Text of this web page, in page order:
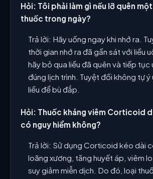
Hỏi: Tôi phải làm gì nếu lỡ quên
thuốc trong ngày?
Trả lời: Hãy uống ngay khi nhớ ra.
thời gian nhớ ra đã gần sát với liều
hãy bỏ qua liều đã quên và tiếp tục
đúng lịch trình. Tuyệt đối không tự
liều để bù đắp.
Hỏi: Thuốc kháng viêm Corticoid
có nguy hiểm không?
Trả lời: Sử dụng Corticoid kéo dài
loãng xương, tăng huyết áp, viêm
suy giảm miễn dịch. Do đó, loại